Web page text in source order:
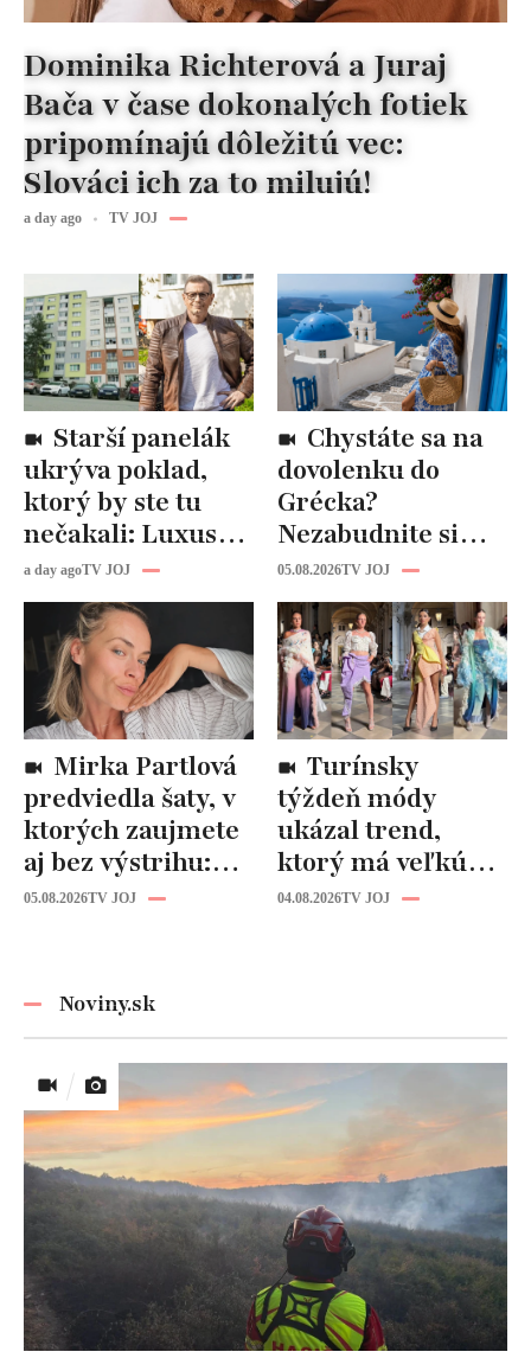
Dominika Richterová a Juraj
Bača v čase dokonalých fotiek
pripomínajú dôležitú vec:
Slováci ich za to milujú!
a day ago TV JOJ
ukrýva poklad,
ktorý by ste tu
nečakali: Luxusná
kuchyňa aj
kúpeľňa ako z
novostavby!
a day agoTV JOJ
dovolenku do
Grécka?
Nezabudnite si
odtiaľ uloviť tieto
štýlové kúsky
05.08.2026TV JOJ
predviedla šaty, v
ktorých zaujmete
aj bez výstrihu:
Ich čaro je v tomto
05.08.2026TV JOJ
týždeň módy
ukázal trend,
ktorý má veľkú
budúcnosť: Počuli
04.08.2026TV JOJ
Noviny.sk